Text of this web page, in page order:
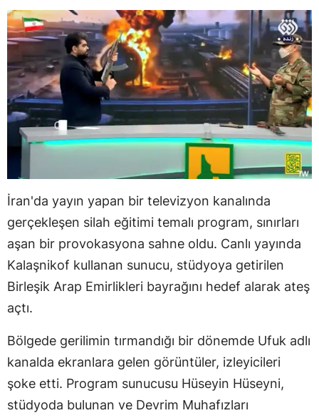
İran'da yayın yapan bir televizyon kanalında
gerçekleşen silah eğitimi temalı program, sınırları
aşan bir provokasyona sahne oldu. Canlı yayında
Kalaşnikof kullanan sunucu, stüdyoya getirilen
Birleşik Arap Emirlikleri bayrağını hedef alarak ateş
açtı.
Bölgede gerilimin tırmandığı bir dönemde Ufuk adlı
kanalda ekranlara gelen görüntüler, izleyicileri
şoke etti. Program sunucusu Hüseyin Hüseyni,
stüdyoda bulunan ve Devrim Muhafızları